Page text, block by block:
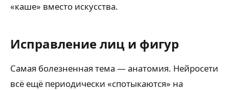
«каше» вместо искусства.
Исправление лиц и фигур
Самая болезненная тема — анатомия. Нейросети
всё ещё периодически «спотыкаются» на